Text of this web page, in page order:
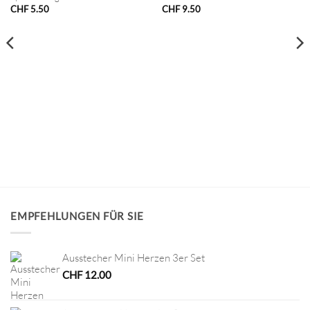
CHF5.50
CHF9.50
EMPFEHLUNGEN FÜR SIE
Ausstecher Mini Herzen 3er Set
CHF12.00